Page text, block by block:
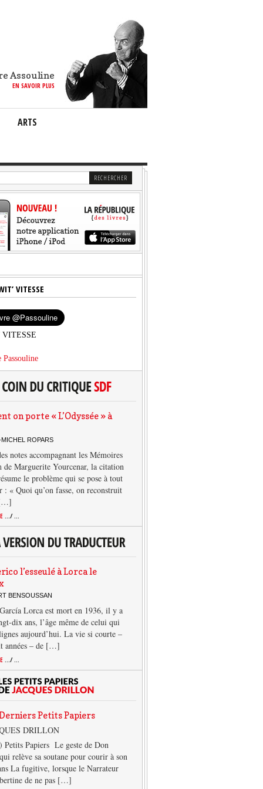
Assouline
EN SAVOIR PLUS
ARTS
VITESSE
VITESSE
Passouline
on porte « L’Odyssée » à
ROPARS
notes accompagnant les Mémoires
de Marguerite Yourcenar, la citation
le problème qui se pose à tout
: « Quoi qu’on fasse, on reconstruit
.../ ...
l’esseulé à Lorca le
BENSOUSSAN
Lorca est mort en 1936, il y a
dix ans, l’âge même de celui qui
aujourd’hui. La vie si courte –
années – de […]
.../ ...
Petits Papiers
DRILLON
Petits Papiers Le geste de Don
relève sa soutane pour courir à son
La fugitive, lorsque le Narrateur
de ne pas […]